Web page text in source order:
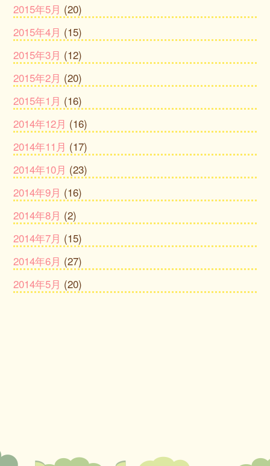
2015年5月 (20)
2015年4月 (15)
2015年3月 (12)
2015年2月 (20)
2015年1月 (16)
2014年12月 (16)
2014年11月 (17)
2014年10月 (23)
2014年9月 (16)
2014年8月 (2)
2014年7月 (15)
2014年6月 (27)
2014年5月 (20)